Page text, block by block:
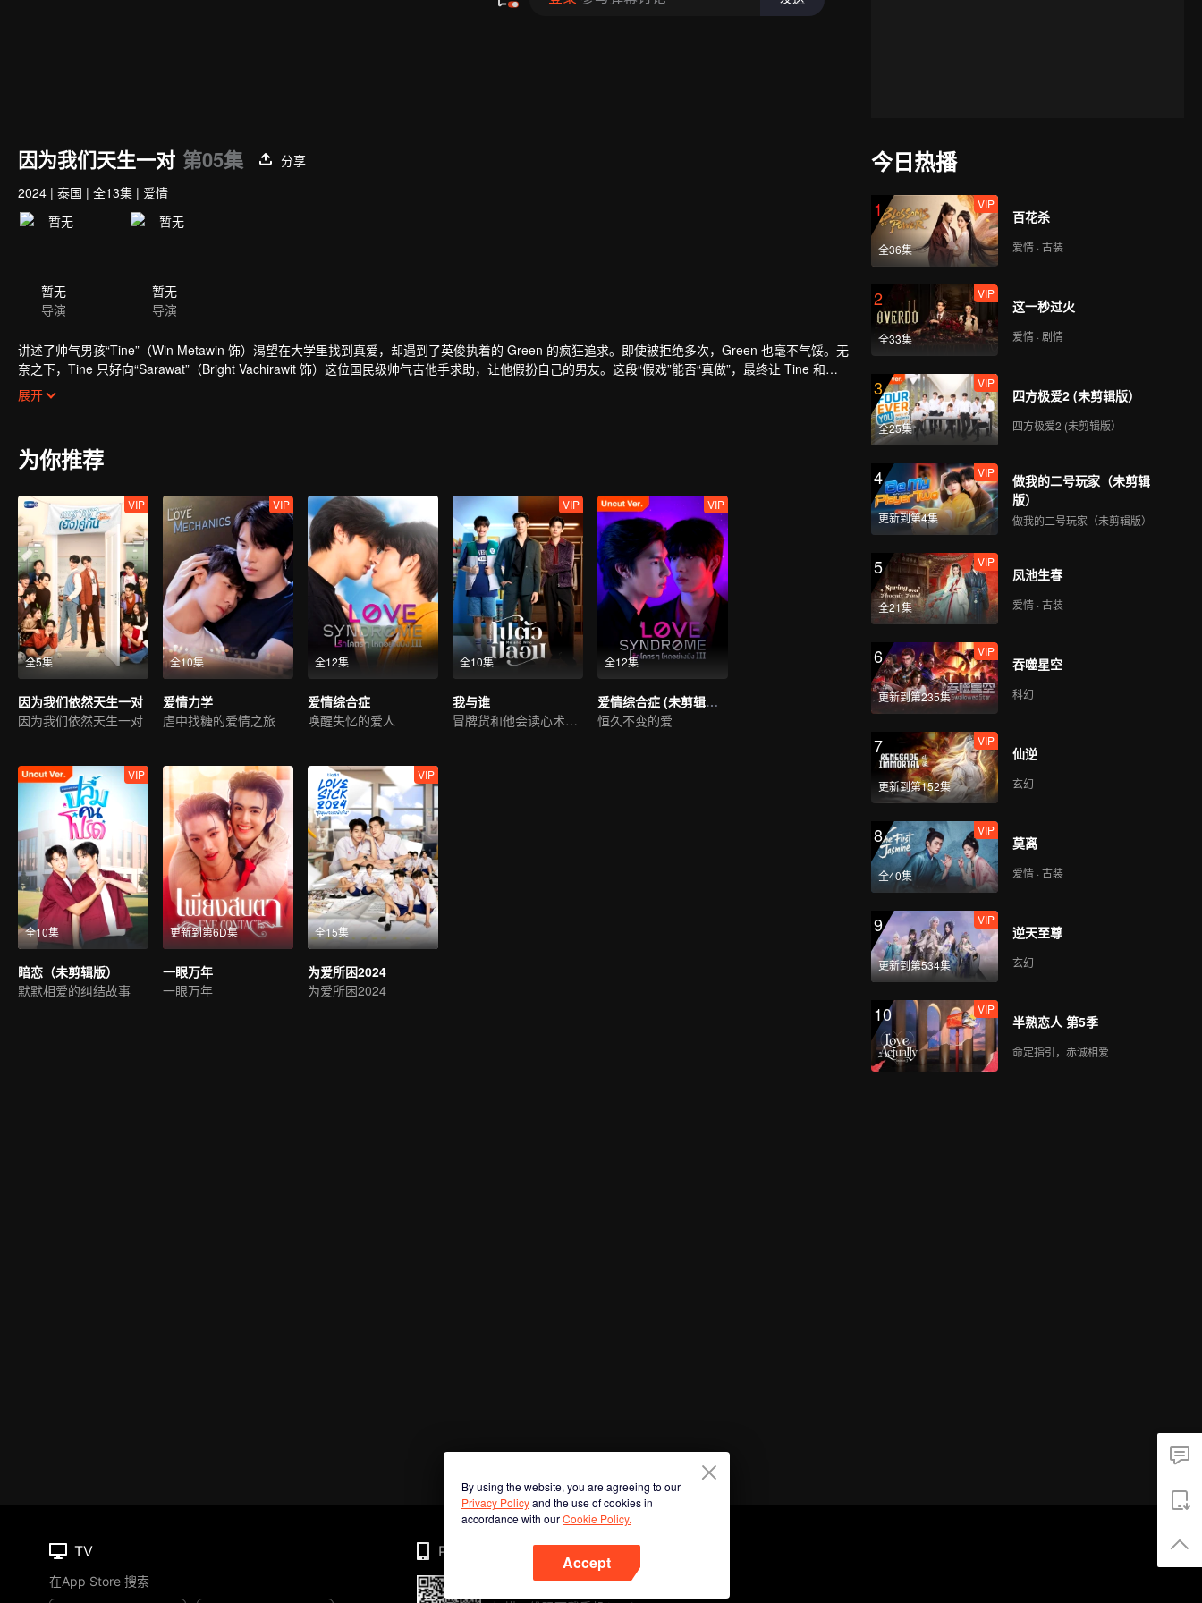
因为我们天生一对 第05集
分享
2024 | 泰国 | 全13集 | 爱情
暂无
导演
暂无
导演
讲述了帅气男孩“Tine”（Win Metawin 饰）渴望在大学里找到真爱，却遇到了英俊执着的 Green 的疯狂追求。即使被拒绝多次，Green 也毫不气馁。无
奈之下，Tine 只好向“Sarawat”（Bright Vachirawit 饰）这位国民级帅气吉他手求助，让他假扮自己的男友。这段“假戏”能否“真做”，最终让 Tine 和
Sarawat 走到一起？敬请期待《因为我们天生一对》。
展开
为你推荐
全5集
VIP
因为我们依然天生一对
因为我们依然天生一对
全10集
VIP
爱情力学
虐中找糖的爱情之旅
全12集
爱情综合症
唤醒失忆的爱人
全10集
VIP
我与谁
冒牌货和他会读心术的未婚夫
全12集
VIP
爱情综合症 (未剪辑版）
恒久不变的爱
全10集
VIP
暗恋（未剪辑版）
默默相爱的纠结故事
更新到第6D集
一眼万年
一眼万年
全15集
VIP
为爱所困2024
为爱所困2024
今日热播
1
全36集
VIP
百花杀
爱情 · 古装
2
全33集
VIP
这一秒过火
爱情 · 剧情
3
全25集
VIP
四方极爱2 (未剪辑版）
四方极爱2 (未剪辑版）
4
更新到第4集
VIP
做我的二号玩家（未剪辑
版）
做我的二号玩家（未剪辑版）
5
全21集
VIP
凤池生春
爱情 · 古装
6
更新到第235集
VIP
吞噬星空
科幻
7
更新到第152集
VIP
仙逆
玄幻
8
全40集
VIP
莫离
爱情 · 古装
9
更新到第534集
VIP
逆天至尊
玄幻
10 VIP
半熟恋人 第5季
命定指引，赤诚相爱
By using the website, you are agreeing to our
Privacy Policyand the use of cookies in
accordance with ourCookie Policy.
Accept
TV
在App Store 搜索
Phone